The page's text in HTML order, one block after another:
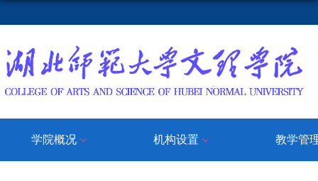
学院概况 机构设置 教学管